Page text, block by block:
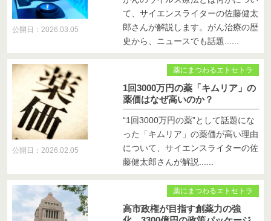
公開日：2026.03.05
て、サイエンスライターの佐藤健太
郎さんが解説します。がん治療の歴
史から、ニュースでも話題......
公開日：2026.02.05
薬にまつわるエトセトラ
1回3000万円の薬「キムリア」の
薬価はなぜ高いのか？
“1回3000万円の薬”として話題にな
った「キムリア」の薬価が高い理由
について、サイエンスライターの佐
藤健太郎さんが解説......
薬にまつわるエトセトラ
高市政権が目指す創薬力の強